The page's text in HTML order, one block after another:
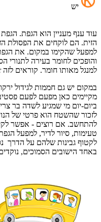
יש
עוד ענף מעניין הוא הגפת.
הזית. הם לוקחים את הפסולת
למפעל שהקימו במקום. את
והופכים לחומר בעירה
למנגל מאותו חומר. קוראים לזה
במקום יש גם חממות לגידול
מקיימים כאן מפעם לפעם
ביום-יום מי שמגיע לשדה בר
לזכור שהשטח הוא פרטי של
להתחשב. אם רוצים - אפשר
טעימות, סיור לדיר, למפעל
לקטוף גבינות שלהם על הדרך
באחד הישובים הסמוכים,